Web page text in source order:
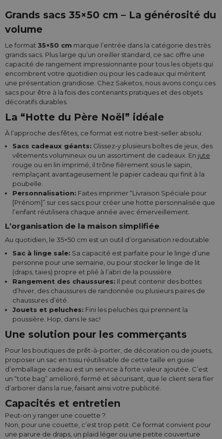
Grands sacs 35×50 cm – La générosité du
volume
Le format 35×50 cm marque l’entrée dans la catégorie des très
grands sacs. Plus large qu’un oreiller standard, ce sac offre une
capacité de rangement impressionnante pour tous les objets qui
encombrent votre quotidien ou pour les cadeaux qui méritent
une présentation grandiose. Chez Saketos, nous avons conçu ces
sacs pour être à la fois des contenants pratiques et des objets
décoratifs durables.
La “Hotte du Père Noël” idéale
À l’approche des fêtes, ce format est notre best-seller absolu:
Sacs cadeaux géants: Glissez-y plusieurs boîtes de jeux, des
vêtements volumineux ou un assortiment de cadeaux. En jute
rouge ou en lin imprimé, il trône fièrement sous le sapin,
remplaçant avantageusement le papier cadeau qui finit à la
poubelle.
Personnalisation: Faites imprimer “Livraison Spéciale pour
[Prénom]” sur ces sacs pour créer une hotte personnalisée que
l’enfant réutilisera chaque année avec émerveillement.
L’organisation de la maison simplifiée
Au quotidien, le 35×50 cm est un outil d’organisation redoutable:
Sac à linge sale: Sa capacité est parfaite pour le linge d’une
personne pour une semaine, ou pour stocker le linge de lit
(draps, taies) propre et plié à l’abri de la poussière.
Rangement des chaussures: Il peut contenir des bottes
d’hiver, des chaussures de randonnée ou plusieurs paires de
chaussures d’été.
Jouets et peluches: Fini les peluches qui prennent la
poussière. Hop, dans le sac!
Une solution pour les commerçants
Pour les boutiques de prêt-à-porter, de décoration ou de jouets,
proposer un sac en tissu réutilisable de cette taille en guise
d’emballage cadeau est un service à forte valeur ajoutée. C’est
un “tote bag” amélioré, fermé et sécurisant, que le client sera fier
d’arborer dans la rue, faisant ainsi votre publicité.
Capacités et entretien
Peut-on y ranger une couette ?
Non, pour une couette, c’est trop petit. Ce format convient pour
une parure de draps, un plaid léger ou une petite couverture